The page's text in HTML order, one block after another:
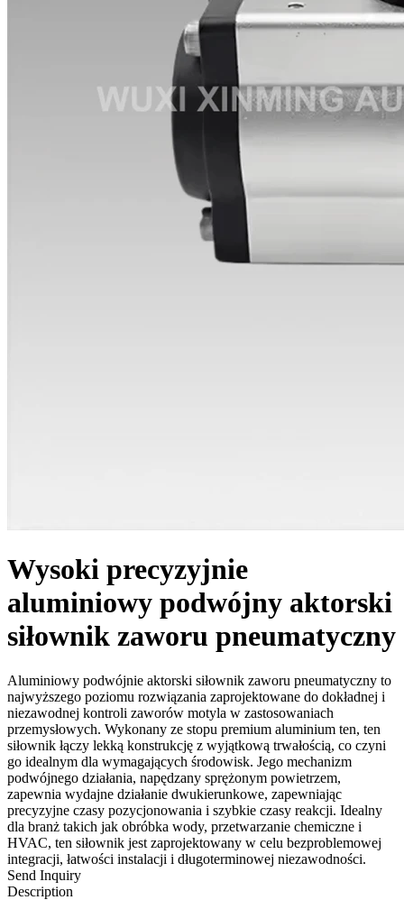
Wysoki precyzyjnie
aluminiowy podwójny aktorski
siłownik zaworu pneumatyczny
Aluminiowy podwójnie aktorski siłownik zaworu pneumatyczny to
najwyższego poziomu rozwiązania zaprojektowane do dokładnej i
niezawodnej kontroli zaworów motyla w zastosowaniach
przemysłowych. Wykonany ze stopu premium aluminium ten, ten
siłownik łączy lekką konstrukcję z wyjątkową trwałością, co czyni
go idealnym dla wymagających środowisk. Jego mechanizm
podwójnego działania, napędzany sprężonym powietrzem,
zapewnia wydajne działanie dwukierunkowe, zapewniając
precyzyjne czasy pozycjonowania i szybkie czasy reakcji. Idealny
dla branż takich jak obróbka wody, przetwarzanie chemiczne i
HVAC, ten siłownik jest zaprojektowany w celu bezproblemowej
integracji, łatwości instalacji i długoterminowej niezawodności.
Send Inquiry
Description